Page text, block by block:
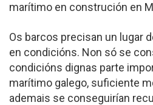
marítimo en construción en
Os barcos precisan un lugar
en condicións. Non só se
condicións dignas parte
marítimo galego, suficiente
ademais se conseguirían